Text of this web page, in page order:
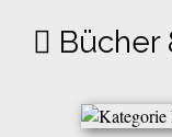
Bücher